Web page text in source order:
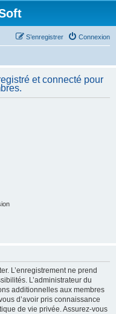
Connexion
S’enregistrer
et connecté pour
L’enregistrement ne prend
L’administrateur du
additionnelles aux membres
d’avoir pris connaissance
de vie privée. Assurez-vous